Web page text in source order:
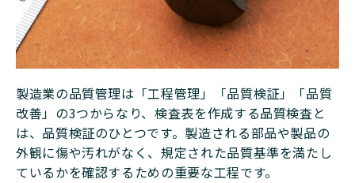
製造業の品質管理は「工程管理」「品質検証」「品質
改善」の3つからなり、検査表を作成する品質検査と
は、品質検証のひとつです。製造される部品や製品の
外観に傷や汚れがなく、規定された品質基準を満たし
ているかを確認するための重要な工程です。